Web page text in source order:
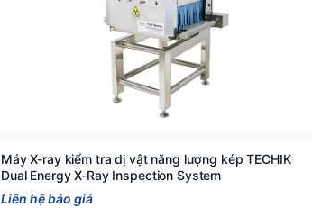
Máy X-ray kiểm tra dị vật năng lượng kép TECHIK
Dual Energy X-Ray Inspection System
Liên hệ báo giá